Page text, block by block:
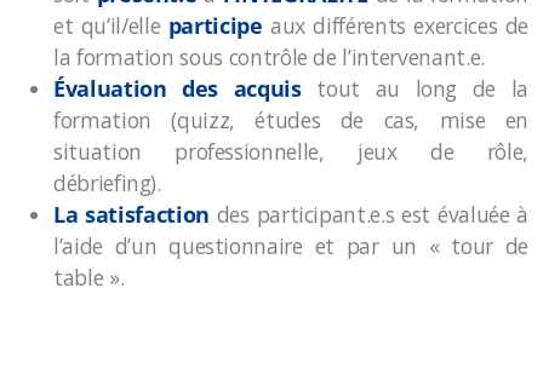
et qu’il/elle participe aux différents exercices de
la formation sous contrôle de l’intervenant.e.
Évaluation des acquistout au long de la
formation (quizz, études de cas, mise en
situation professionnelle, jeux de rôle,
débriefing).
La satisfaction des participant.e.s est évaluée à
l’aide d’un questionnaire et par un « tour de
table ».